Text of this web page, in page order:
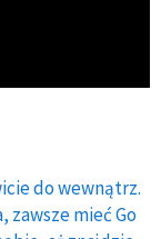
do wewnątrz.
zawsze mieć Go